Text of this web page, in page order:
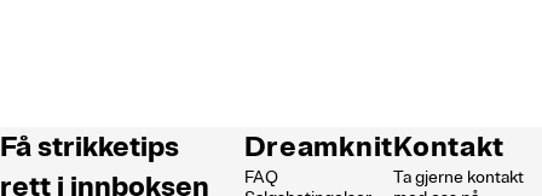
Få strikketips
rett i innboksen
Dreamknit
FAQ
Kontakt
Ta gjerne kontakt